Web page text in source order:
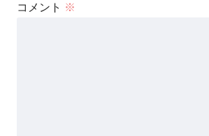
コメント ※